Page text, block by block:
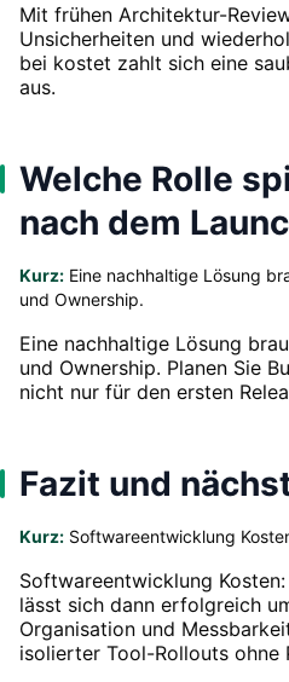
Mit frühen Architektur-
Unsicherheiten und
bei kostet zahlt sich eine
aus.
Welche Rolle
nach dem
Kurz: Eine nachhaltige Lösung
und Ownership.
Eine nachhaltige Lösung
und Ownership. Planen Sie
nicht nur für den ersten
Fazit und
Kurz: Softwareentwicklung
Softwareentwicklung
lässt sich dann erfolgreich
Organisation und
isolierter Tool-Rollouts ohne